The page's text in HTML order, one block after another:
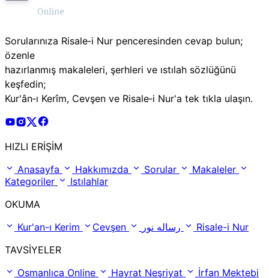
Sorularınıza Risale‑i Nur penceresinden cevap bulun;
özenle
hazırlanmış makaleleri, şerhleri ve ıstılah sözlüğünü
keşfedin;
Kur'ân‑ı Kerîm, Cevşen ve Risale‑i Nur'a tek tıkla ulaşın.
Risale Online Youtube Hesabı
Risale Online Instagram Hesabı
Risale Online X Hesabı
HIZLI ERİŞİM
Anasayfa
Hakkımızda Sorular
Makaleler
Kategoriler
Istılahlar
OKUMA
Kur'an-ı Kerim
Cevşen
Risale-i Nur
TAVSİYELER
Osmanlıca Online
Hayrat Neşriyat İrfan Mektebi